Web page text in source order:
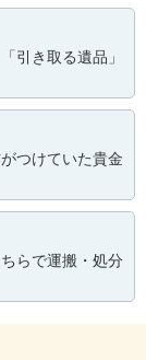
引き取る遺品」
つけていた貴金
らで運搬・処分